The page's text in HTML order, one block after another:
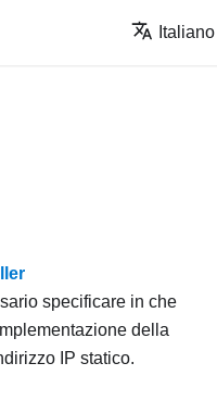
Italiano
specificare in che
della
IP statico.